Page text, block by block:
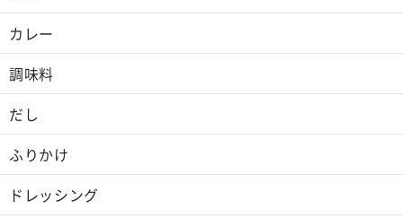
カレー
調味料
だし
ふりかけ
ドレッシング